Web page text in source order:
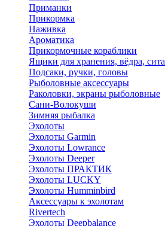
Приманки
Прикормка
Наживка
Ароматика
Прикормочные кораблики
Ящики для хранения, вёдра, сита
Подсаки, ручки, головы
Рыболовные аксессуары
Раколовки, экраны рыболовные
Сани-Волокуши
Зимняя рыбалка
Эхолоты
Эхолоты Garmin
Эхолоты Lowrance
Эхолоты Deeper
Эхолоты ПРАКТИК
Эхолоты LUCKY
Эхолоты Humminbird
Аксессуары к эхолотам
Rivertech
Эхолоты Deepbalance